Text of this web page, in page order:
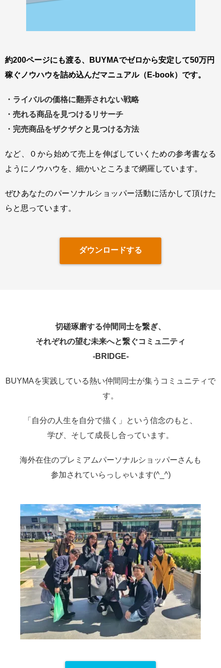
約200ページにも渡る、BUYMAでゼロから安定して50万円
稼ぐノウハウを詰め込んだマニュアル（E-book）です。
・ライバルの価格に翻弄されない戦略
・売れる商品を見つけるリサーチ
・完売商品をザクザクと見つける方法
など、０から始めて売上を伸ばしていくための参考書なる
ように ノウハウを、細かいところまで網羅しています。
ぜひあなたのパーソナルショッパー活動に活かして頂けた
らと思っています。
ダウンロードする
切磋琢磨する仲間同士を繋ぎ、
それぞれの望む未来へと繋ぐコミュ二ティ
-BRIDGE-
BUYMAを実践している熱い仲間同士が集うコミュニティで
す。
「自分の人生を自分で描く」という信念のもと、
学び、そして成長し合っています。
海外在住のプレミアムパーソナルショッパーさんも
参加されていらっしゃいます(^_^)